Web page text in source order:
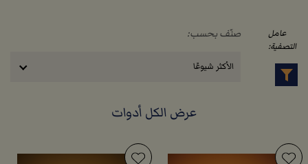
عرض الكل أدوات
عامل
التصفية:
صنّف بحسب:
الأكثر شيوعًا